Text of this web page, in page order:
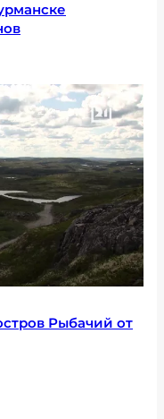
Рыбачий от